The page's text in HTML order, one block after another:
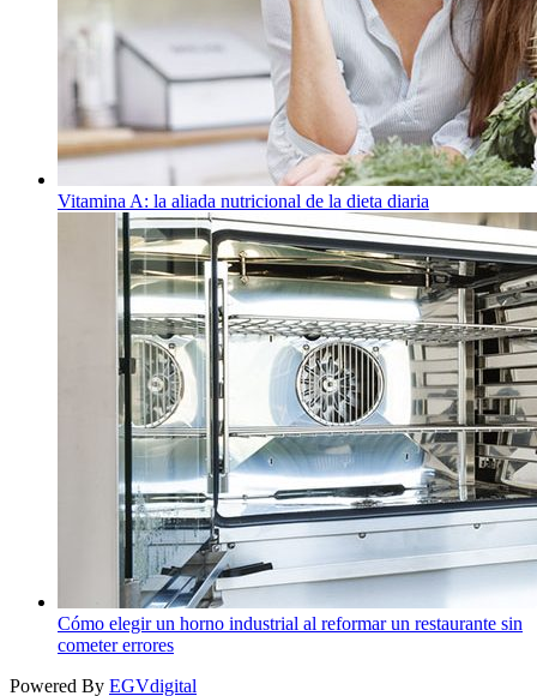
Vitamina A: la aliada nutricional de la dieta diaria
Cómo elegir un horno industrial al reformar un restaurante sin
cometer errores
Powered By EGVdigital